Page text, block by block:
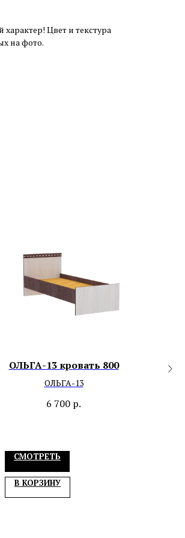
Цвет и текстура
на фото.
ОЛЬГА-13 кровать 800
ОЛЬГА-13
6 700 р.
СМОТРЕТЬ
В КОРЗИНУ